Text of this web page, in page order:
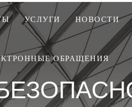
УСЛУГИ НОВОСТИ
ОБРАЩЕНИЯ